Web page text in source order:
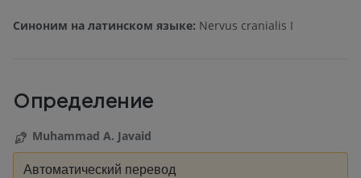
Синоним на латинском языке: Nervus cranialis I
Определение
Muhammad A. Javaid
Автоматический перевод